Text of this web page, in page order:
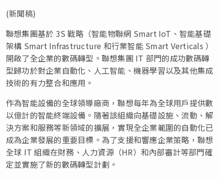
(新聞稿)
聯想集團基於 3S 戰略（智能物聯網 Smart IoT、智能基礎
架構 Smart Infrastructure 和行業智能 Smart Verticals ）
開啟了全企業的數碼轉型。聯想集團 IT 部門的成功數碼轉
型歸功於對企業自動化、人工智能、機器學習以及其他集成
技術的有力整合和應用。
作為智能設備的全球領導廠商，聯想每年為全球用戶提供數
以億計的智能終端設備。隨著該組織向基礎設施、流動、解
決方案和服務等新領域的擴展，實現全企業範圍的自動化已
成為企業發展的重要目標。為了支援和響應企業策略，聯想
全球 IT 組織在財務、人力資源（HR）和內部審計等部門確
定並實施了新的數碼轉型計劃。